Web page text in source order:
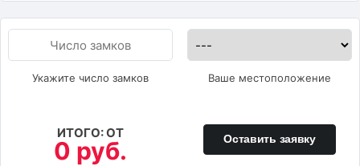
Укажите число замков Ваше местоположение
ИТОГО: ОТ
0 руб. Оставить заявку